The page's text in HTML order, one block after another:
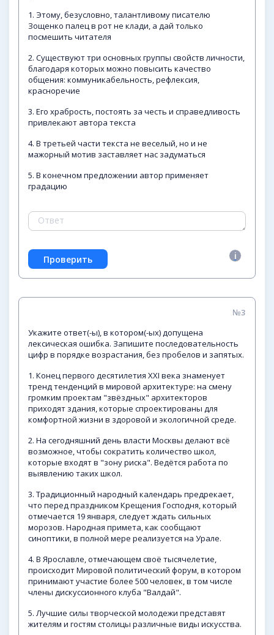
1. Этому, безусловно, талантливому писателю
Зощенко палец в рот не клади, а дай только
посмешить читателя
2. Существуют три основных группы свойств личности,
благодаря которых можно повысить качество
общения: коммуникабельность, рефлексия,
красноречие
3. Его храбрость, постоять за честь и справедливость
привлекают автора текста
4. В третьей части текста не веселый, но и не
мажорный мотив заставляет нас задуматься
5. В конечном предложении автор применяет
градацию
№3
Укажите ответ(-ы), в котором(-ых) допущена
лексическая ошибка. Запишите последовательность
цифр в порядке возрастания, без пробелов и запятых.
1. Конец первого десятилетия XXI века знаменует
тренд тенденций в мировой архитектуре: на смену
громким проектам "звёздных" архитекторов
приходят здания, которые спроектированы для
комфортной жизни в здоровой и экологичной среде.
2. На сегодняшний день власти Москвы делают всё
возможное, чтобы сократить количество школ,
которые входят в "зону риска". Ведётся работа по
выявлению таких школ.
3. Традиционный народный календарь предрекает,
что перед праздником Крещения Господня, который
отмечается 19 января, следует ждать сильных
морозов. Народная примета, как сообщают
синоптики, в полной мере реализуется на Урале.
4. В Ярославле, отмечающем своё тысячелетие,
происходит Мировой политический форум, в котором
принимают участие более 500 человек, в том числе
члены дискуссионного клуба "Валдай".
5. Лучшие силы творческой молодежи представят
жителям и гостям столицы различные виды искусства.